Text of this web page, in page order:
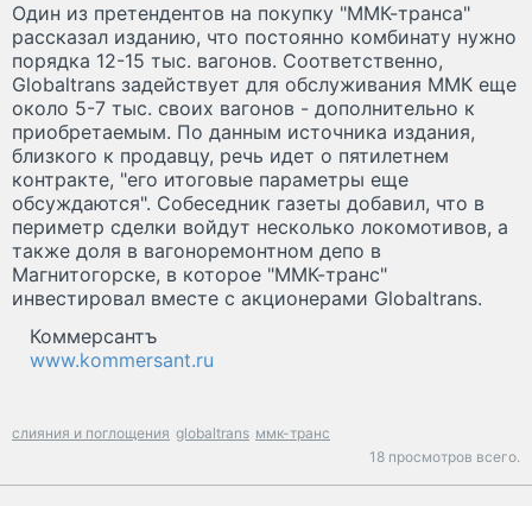
Один из претендентов на покупку "ММК-транса"
рассказал изданию, что постоянно комбинату нужно
порядка 12-15 тыс. вагонов. Соответственно,
Globaltrans задействует для обслуживания ММК еще
около 5-7 тыс. своих вагонов - дополнительно к
приобретаемым. По данным источника издания,
близкого к продавцу, речь идет о пятилетнем
контракте, "его итоговые параметры еще
обсуждаются". Собеседник газеты добавил, что в
периметр сделки войдут несколько локомотивов, а
также доля в вагоноремонтном депо в
Магнитогорске, в которое "ММК-транс"
инвестировал вместе с акционерами Globaltrans.
Коммерсантъ
www.kommersant.ru
слияния и поглощения globaltrans ммк-транс
18 просмотров всего.